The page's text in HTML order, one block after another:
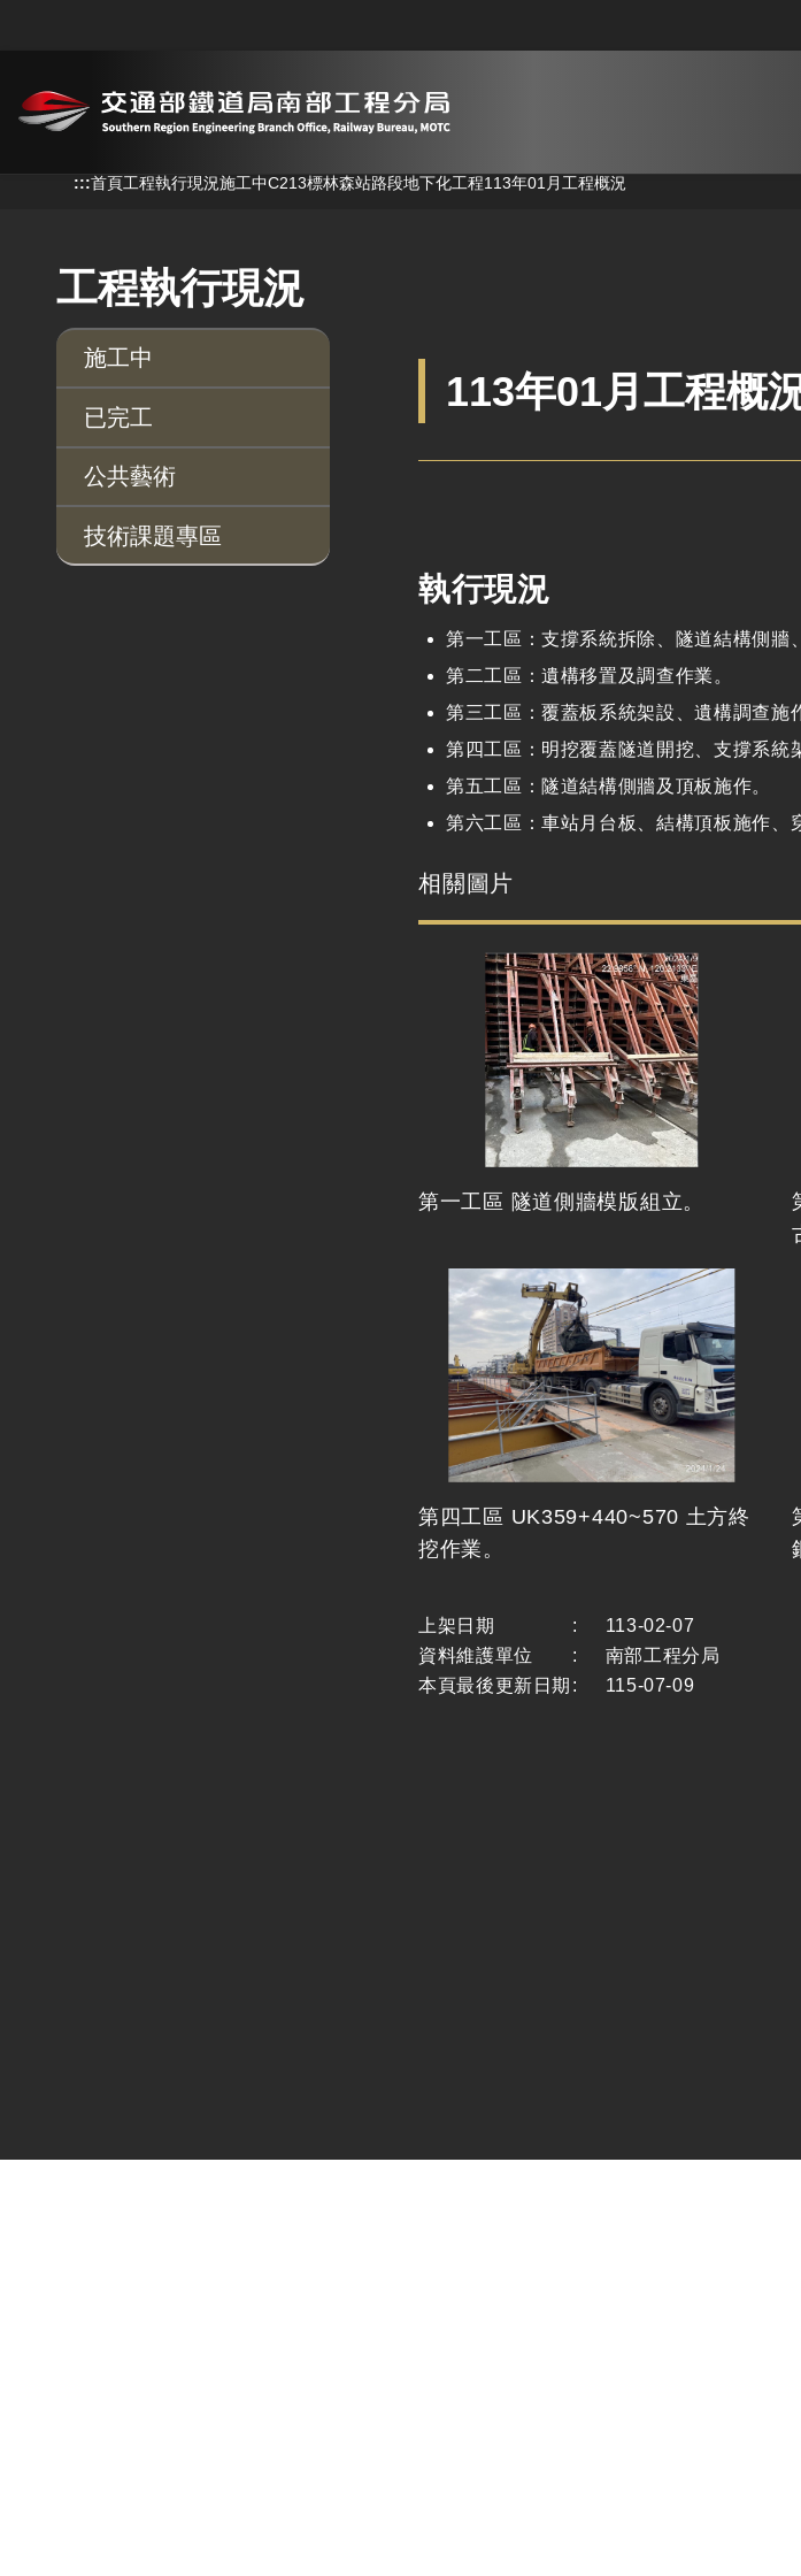
:::首頁工程執行現況施工中C213標林森站路段地下化工程113年01月工程概況
工程執行現況
施工中
已完工
公共藝術
技術課題專區
113年01月工程概
執行現況
第一工區：支撐系統拆除、隧道結構側牆
第二工區：遺構移置及調查作業。
第三工區：覆蓋板系統架設、遺構調查施
第四工區：明挖覆蓋隧道開挖、支撐系統
第五工區：隧道結構側牆及頂板施作。
第六工區：車站月台板、結構頂板施作、
相關圖片
第一工區 隧道側牆模版組立。
第四工區 UK359+440~570 土方終
挖作業。
上架日期 :
113-02-07
資料維護單位
:
南部工程分局
本頁最後更新日期 : 115-07-09